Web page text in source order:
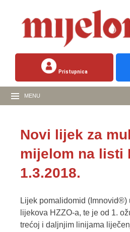
Pristupnica
MENU
Novi lijek za
mijelom na listi
1.3.2018.
Lijek pomalidomid (Imnovid®)
lijekova HZZO-a, te je od 1.
trećoj i daljnjim linijama